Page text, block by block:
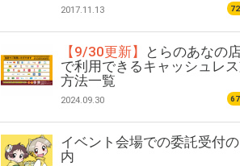
2017.11.13
【9/30更新】
とらのあなの
で利用できるキャッシュレ
方法一覧
2024.09.30
イベント会場での委託受付
内